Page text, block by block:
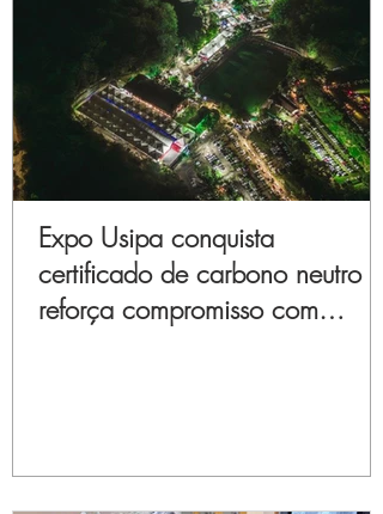
Expo Usipa conquista
certificado de carbono neutro e
reforça compromisso com